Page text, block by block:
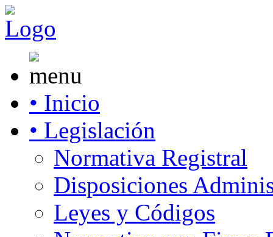
• Inicio
• Legislación
Normativa Registral
Disposiciones
Leyes y Códigos